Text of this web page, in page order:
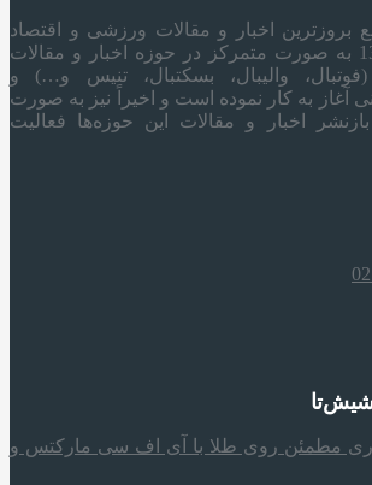
بروزترین اخبار و مقالات ورزشی و اقتصاد
ورزشی از سال 1395 به صورت متمرکز در حوزه اخبار و مقالات
والیبال، بسکتبال، تنیس و…) و
آغاز به کار نموده است و اخیراً نیز به صورت
اخبار و مقالات این حوزه‌ها فعالیت
شیش‌تا